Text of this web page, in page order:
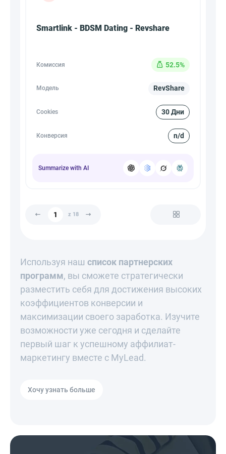
Smartlink - BDSM Dating - Revshare
Комиссия 52.5%
Модель RevShare
Cookies 30 Дни
Конверсия n/d
Summarize with AI
z 18
Используя наш список партнерских
программ, вы сможете стратегически
разместить себя для достижения высоких
коэффициентов конверсии и
максимизации своего заработка. Изучите
возможности уже сегодня и сделайте
первый шаг к успешному аффилиат-
маркетингу вместе с MyLead.
Хочу узнать больше